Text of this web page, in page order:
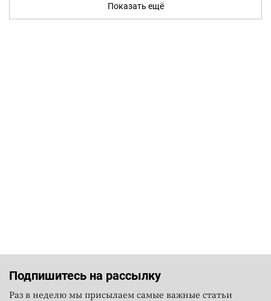
Показать ещё
Подпишитесь на рассылку
Раз в неделю мы присылаем самые важные статьи